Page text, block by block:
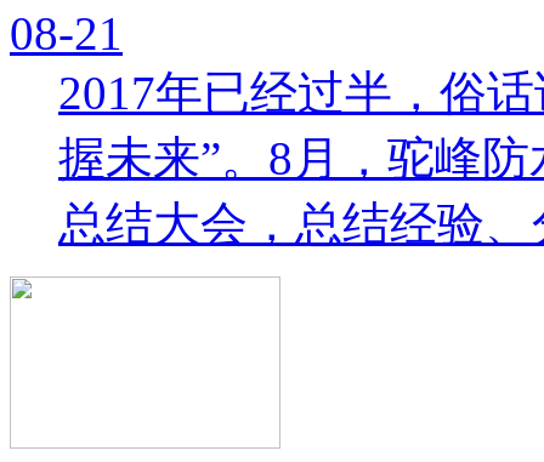
08-21
2017年已经过半，俗
握未来”。8月，驼峰
总结大会，总结经验